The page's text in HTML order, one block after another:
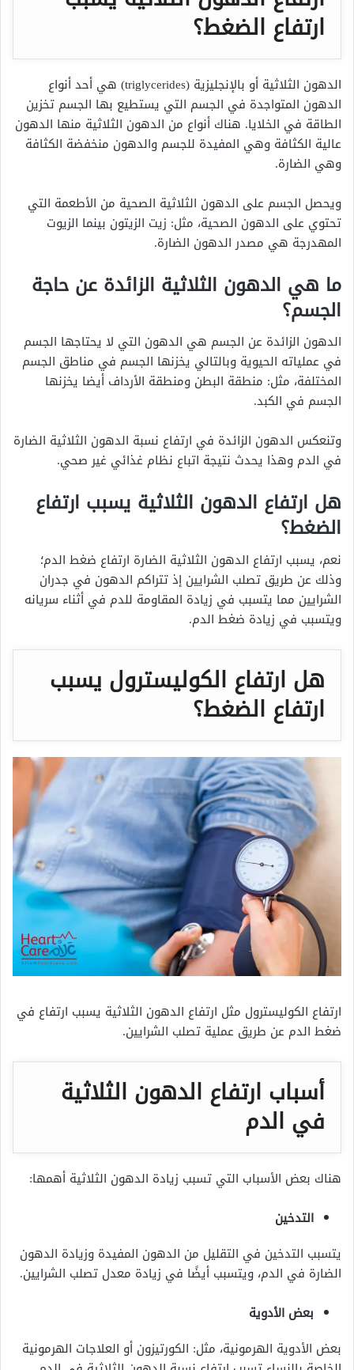
ارتفاع الضغط؟
الدهون الثلاثية أو بالإنجليزية (triglycerides) هي أحد أنواع
الدهون المتواجدة في الجسم التي يستطيع بها الجسم تخزين
الطاقة في الخلايا. هناك أنواع من الدهون الثلاثية منها الدهون
عالية الكثافة وهي المفيدة للجسم والدهون منخفضة الكثافة
وهي الضارة.
ويحصل الجسم على الدهون الثلاثية الصحية من الأطعمة التي
تحتوي على الدهون الصحية، مثل: زيت الزيتون بينما الزيوت
المهدرجة هي مصدر الدهون الضارة.
ما هي الدهون الثلاثية الزائدة عن حاجة
الجسم؟
الدهون الزائدة عن الجسم هي الدهون التي لا يحتاجها الجسم
في عملياته الحيوية وبالتالي يخزنها الجسم في مناطق الجسم
المختلفة، مثل: منطقة البطن ومنطقة الأرداف أيضا يخزنها
الجسم في الكبد.
وتنعكس الدهون الزائدة في ارتفاع نسبة الدهون الثلاثية الضارة
في الدم وهذا يحدث نتيجة اتباع نظام غذائي غير صحي.
هل ارتفاع الدهون الثلاثية يسبب ارتفاع
الضغط؟
نعم، يسبب ارتفاع الدهون الثلاثية الضارة ارتفاع ضغط الدم؛
وذلك عن طريق تصلب الشرايين إذ تتراكم الدهون في جدران
الشرايين مما يتسبب في زيادة المقاومة للدم في أثناء سريانه
ويتسبب في زيادة ضغط الدم.
هل ارتفاع الكوليسترول يسبب
ارتفاع الضغط؟
ارتفاع الكوليسترول مثل ارتفاع الدهون الثلاثية يسبب ارتفاع في
ضغط الدم عن طريق عملية تصلب الشرايين.
أسباب ارتفاع الدهون الثلاثية
في الدم
هناك بعض الأسباب التي تسبب زيادة الدهون الثلاثية أهمها:
التدخين
يتسبب التدخين في التقليل من الدهون المفيدة وزيادة الدهون
الضارة في الدم، ويتسبب أيضًا في زيادة معدل تصلب الشرايين.
بعض الأدوية
بعض الأدوية الهرمونية، مثل: الكورتيزون أو العلاجات الهرمونية